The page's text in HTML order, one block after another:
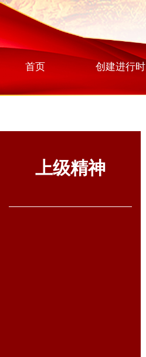
首页 创建进行时
上级精神